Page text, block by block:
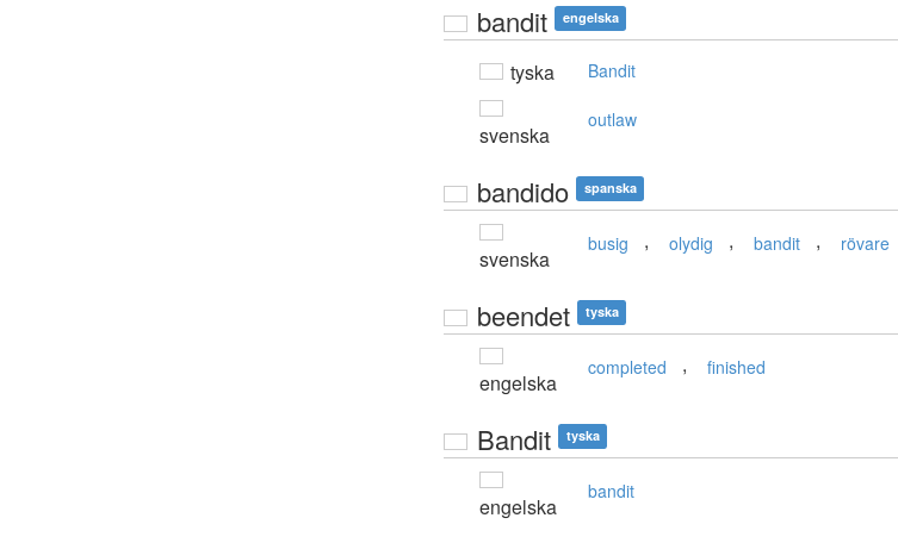
bandit engelska
tyska Bandit
svenska
outlaw
bandido spanska
svenska
busig , olydig , bandit , rövare
beendet tyska
engelska
completed , finished
Bandit tyska
engelska
bandit